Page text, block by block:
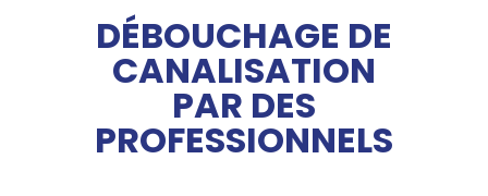
DÉBOUCHAGE DE
CANALISATION
PAR DES
PROFESSIONNELS